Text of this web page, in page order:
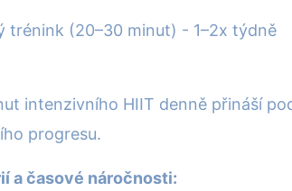
trénink (20–30 minut) - 1–2x týdně
intenzivního HIIT denně přináší
progresu.
a časové náročnosti: